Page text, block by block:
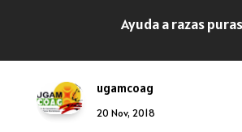
Ayuda a razas puras
ugamcoag
20 Nov, 2018